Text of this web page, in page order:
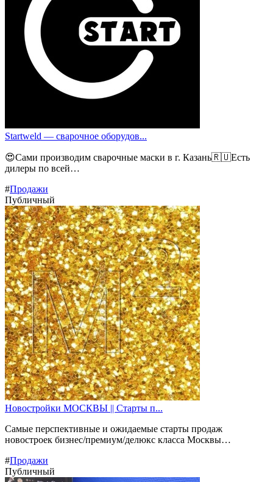
Startweld — сварочное оборудов...
😍Сами производим сварочные маски в г. Казань🇷🇺Есть
дилеры по всей…
#Продажи
Публичный
Новостройки МОСКВЫ || Старты п...
Самые перспективные и ожидаемые старты продаж
новостроек бизнес/премиум/делюкс класса Москвы…
#Продажи
Публичный